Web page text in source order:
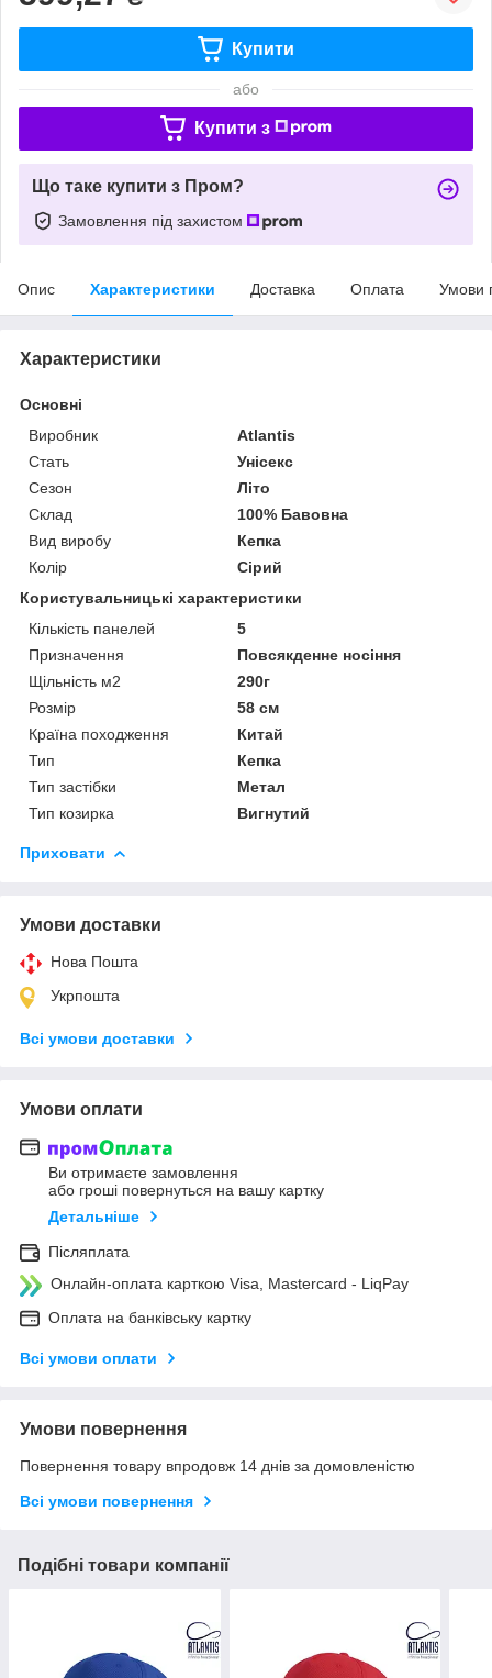
Купити
або
Купити з
Що таке купити з Пром?
Замовлення під захистом
Опис Характеристики Доставка Оплата Умови
Характеристики
Основні
Виробник
Atlantis
Стать
Унісекс
Сезон
Літо
Склад
100% Бавовна
Вид виробу
Кепка
Колір
Сірий
Користувальницькі характеристики
Кількість панелей
5
Призначення
Повсякденне носіння
Щільність м2
290г
Розмір
58 см
Країна походження
Китай
Тип
Кепка
Тип застібки
Метал
Тип козирка
Вигнутий
Приховати
Умови доставки
Нова Пошта
Укрпошта
Всі умови доставки
Умови оплати
Ви отримаєте замовлення
або гроші повернуться на вашу картку
Детальніше
Післяплата
Онлайн-оплата карткою Visa, Mastercard - LiqPay
Оплата на банківську картку
Всі умови оплати
Умови повернення
Повернення товару впродовж 14 днів за домовленістю
Всі умови повернення
Подібні товари компанії